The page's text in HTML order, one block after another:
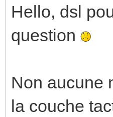
Hello, dsl
question
Non aucune
la couche